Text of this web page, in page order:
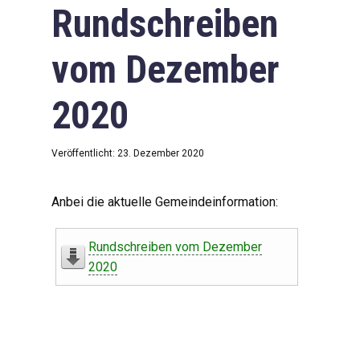
Rundschreiben
vom Dezember
2020
Veröffentlicht: 23. Dezember 2020
Anbei die aktuelle Gemeindeinformation:
Rundschreiben vom Dezember
2020